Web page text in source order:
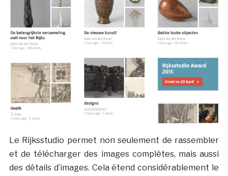
Le Rijksstudio permet non seulement de rassembler
et de télécharger des images complètes, mais aussi
des détails d’images. Cela étend considérablement le